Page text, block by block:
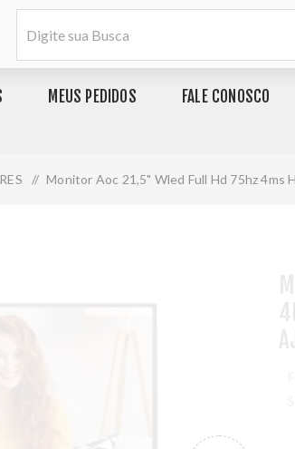
MEUS PEDIDOS FALE CONOSCO
/ Monitor Aoc 21,5" Wled Full Hd 75hz 4ms